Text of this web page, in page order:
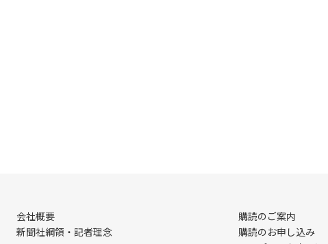
会社概要
新聞社綱領・記者理念
購読のご案内
購読のお申し込み